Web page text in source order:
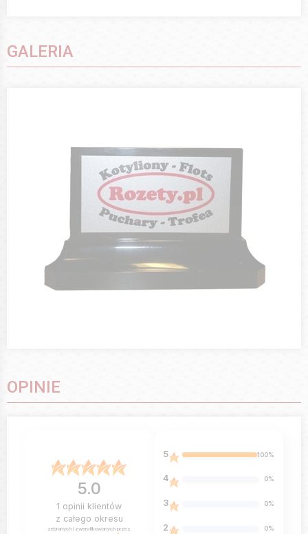
GALERIA
OPINIE
5.0
1 opinii klientów
z całego okresu
zebranych i zweryfikowanych przez
5 100%
4 0%
3 0%
2 0%